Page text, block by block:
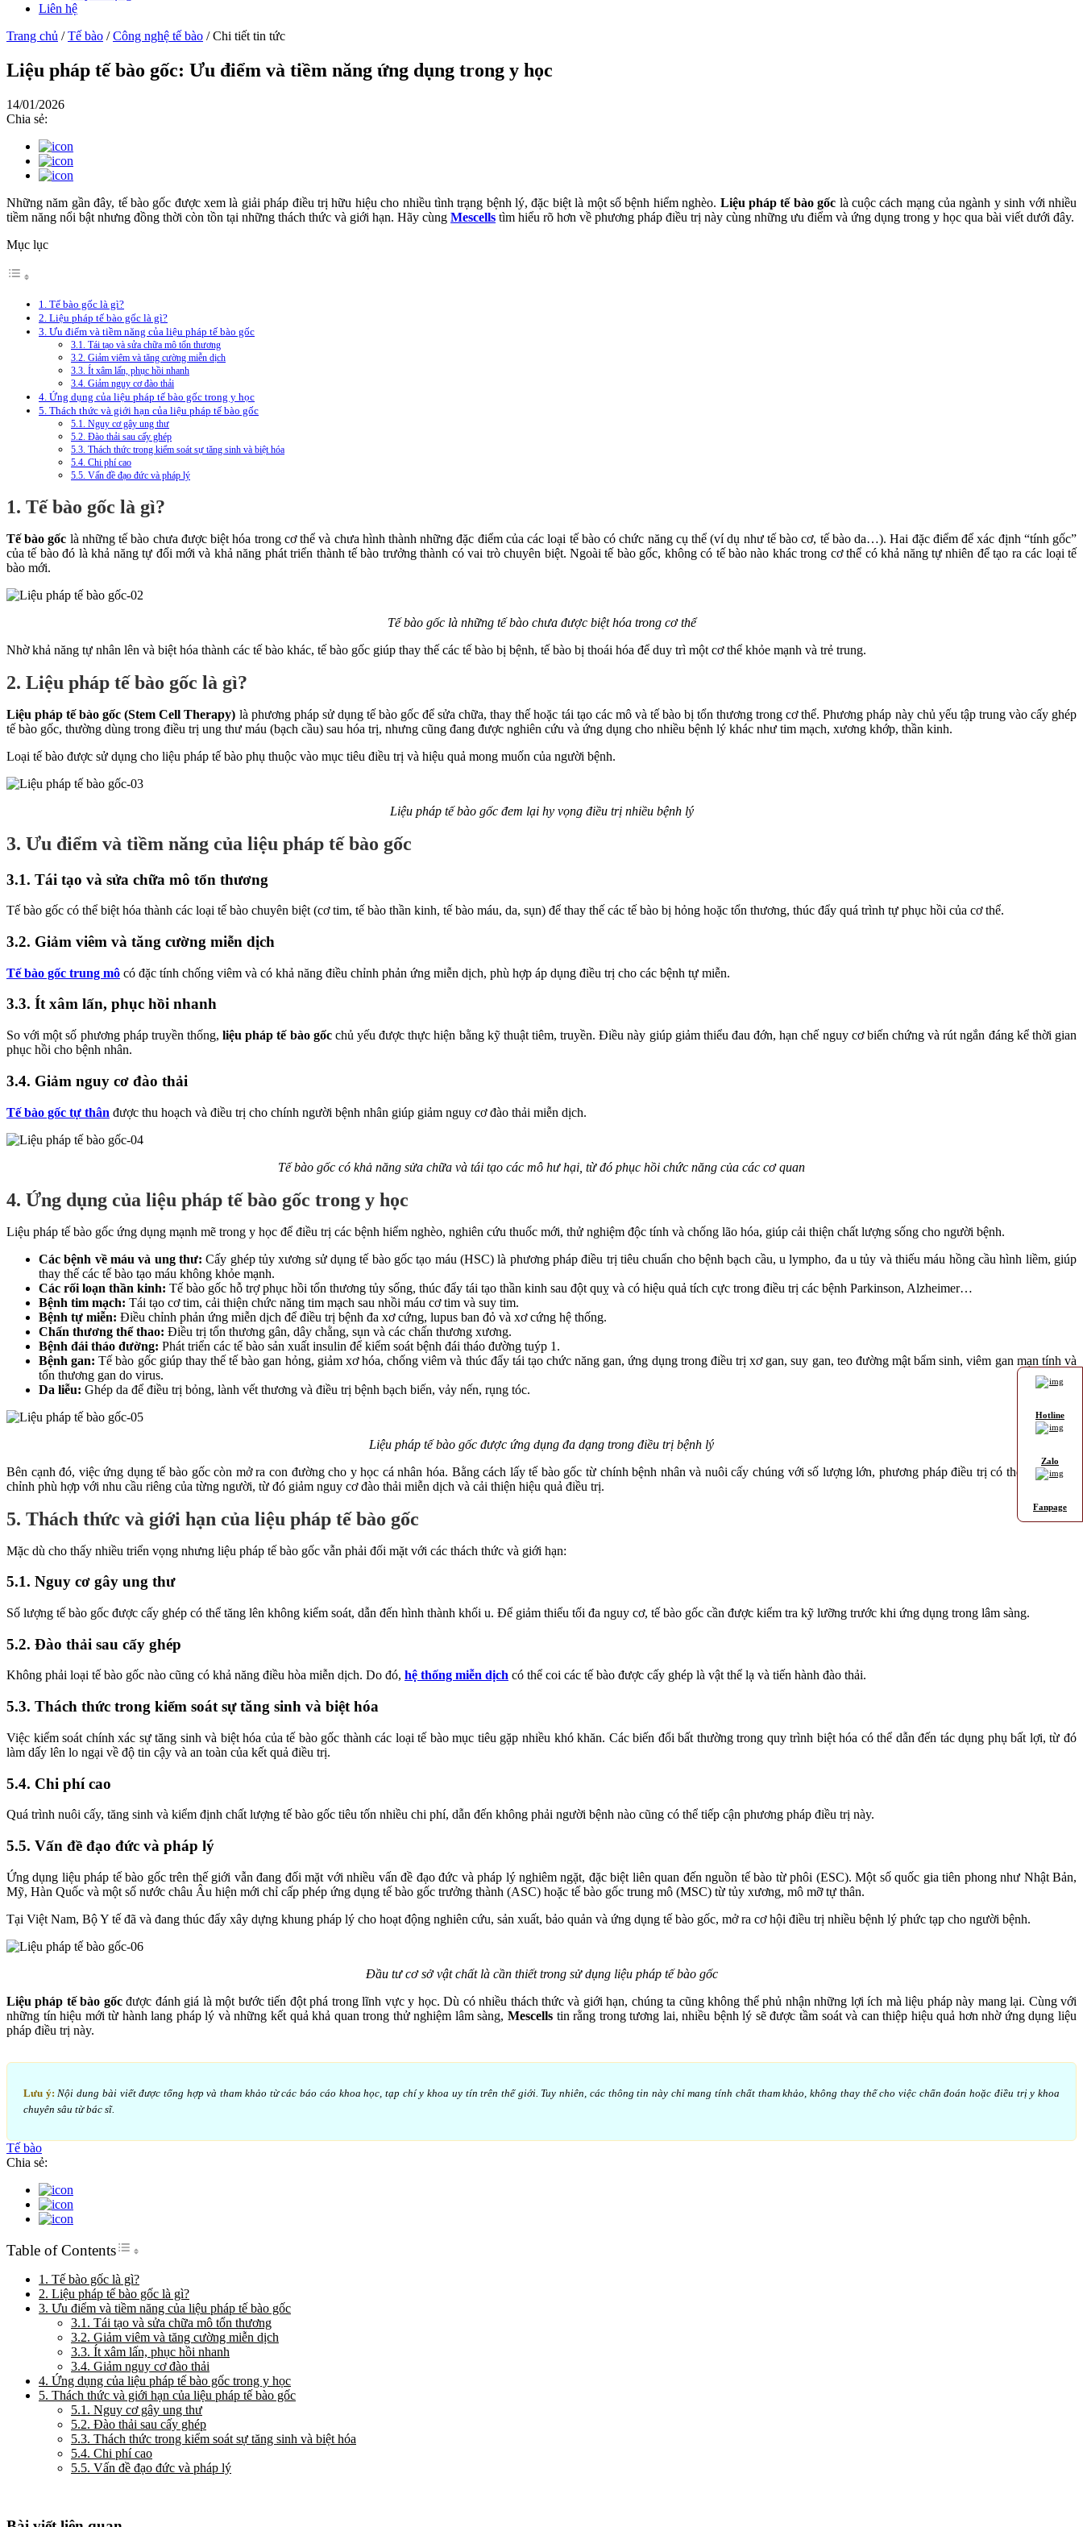
Liên hệ
Trang chủ /Tế bào /Công nghệ tế bào /Chi tiết tin tức
Liệu pháp tế bào gốc: Ưu điểm và tiềm năng ứng dụng trong y học
14/01/2026
Chia sẻ:
Những năm gần đây, tế bào gốc được xem là giải pháp điều trị hữu hiệu cho nhiều tình trạng bệnh lý, đặc biệt là một số bệnh hiểm nghèo. Liệu pháp tế bào gốc là cuộc cách mạng của ngành y sinh với nhiều
tiềm năng nổi bật nhưng đồng thời còn tồn tại những thách thức và giới hạn. Hãy cùng Mescells tìm hiểu rõ hơn về phương pháp điều trị này cùng những ưu điểm và ứng dụng trong y học qua bài viết dưới đây.
Mục lục
1. Tế bào gốc là gì?
2. Liệu pháp tế bào gốc là gì?
3. Ưu điểm và tiềm năng của liệu pháp tế bào gốc
3.1. Tái tạo và sửa chữa mô tổn thương
3.2. Giảm viêm và tăng cường miễn dịch
3.3. Ít xâm lấn, phục hồi nhanh
3.4. Giảm nguy cơ đào thải
4. Ứng dụng của liệu pháp tế bào gốc trong y học
5. Thách thức và giới hạn của liệu pháp tế bào gốc
5.1. Nguy cơ gây ung thư
5.2. Đào thải sau cấy ghép
5.3. Thách thức trong kiểm soát sự tăng sinh và biệt hóa
5.4. Chi phí cao
5.5. Vấn đề đạo đức và pháp lý
1. Tế bào gốc là gì?
Tế bào gốc là những tế bào chưa được biệt hóa trong cơ thể và chưa hình thành những đặc điểm của các loại tế bào có chức năng cụ thể (ví dụ như tế bào cơ, tế bào da…). Hai đặc điểm để xác định “tính gốc”
của tế bào đó là khả năng tự đổi mới và khả năng phát triển thành tế bào trưởng thành có vai trò chuyên biệt. Ngoài tế bào gốc, không có tế bào nào khác trong cơ thể có khả năng tự nhiên để tạo ra các loại tế
bào mới.
Tế bào gốc là những tế bào chưa được biệt hóa trong cơ thể
Nhờ khả năng tự nhân lên và biệt hóa thành các tế bào khác, tế bào gốc giúp thay thế các tế bào bị bệnh, tế bào bị thoái hóa để duy trì một cơ thể khỏe mạnh và trẻ trung.
2. Liệu pháp tế bào gốc là gì?
Liệu pháp tế bào gốc (Stem Cell Therapy) là phương pháp sử dụng tế bào gốc để sửa chữa, thay thế hoặc tái tạo các mô và tế bào bị tổn thương trong cơ thể. Phương pháp này chủ yếu tập trung vào cấy ghép
tế bào gốc, thường dùng trong điều trị ung thư máu (bạch cầu) sau hóa trị, nhưng cũng đang được nghiên cứu và ứng dụng cho nhiều bệnh lý khác như tim mạch, xương khớp, thần kinh.
Loại tế bào được sử dụng cho liệu pháp tế bào phụ thuộc vào mục tiêu điều trị và hiệu quả mong muốn của người bệnh.
Liệu pháp tế bào gốc đem lại hy vọng điều trị nhiều bệnh lý
3. Ưu điểm và tiềm năng của liệu pháp tế bào gốc
3.1. Tái tạo và sửa chữa mô tổn thương
Tế bào gốc có thể biệt hóa thành các loại tế bào chuyên biệt (cơ tim, tế bào thần kinh, tế bào máu, da, sụn) để thay thế các tế bào bị hỏng hoặc tổn thương, thúc đẩy quá trình tự phục hồi của cơ thể.
3.2. Giảm viêm và tăng cường miễn dịch
Tế bào gốc trung mô có đặc tính chống viêm và có khả năng điều chỉnh phản ứng miễn dịch, phù hợp áp dụng điều trị cho các bệnh tự miễn.
3.3. Ít xâm lấn, phục hồi nhanh
So với một số phương pháp truyền thống,liệu pháp tế bào gốcchủ yếu được thực hiện bằng kỹ thuật tiêm, truyền. Điều này giúp giảm thiểu đau đớn, hạn chế nguy cơ biến chứng và rút ngắn đáng kể thời gian
phục hồi cho bệnh nhân.
3.4. Giảm nguy cơ đào thải
Tế bào gốc tự thân được thu hoạch và điều trị cho chính người bệnh nhân giúp giảm nguy cơ đào thải miễn dịch.
Tế bào gốc có khả năng sửa chữa và tái tạo các mô hư hại, từ đó phục hồi chức năng của các cơ quan
4. Ứng dụng của liệu pháp tế bào gốc trong y học
Liệu pháp tế bào gốc ứng dụng mạnh mẽ trong y học để điều trị các bệnh hiểm nghèo, nghiên cứu thuốc mới, thử nghiệm độc tính và chống lão hóa, giúp cải thiện chất lượng sống cho người bệnh.
Các bệnh về máu và ung thư: Cấy ghép tủy xương sử dụng tế bào gốc tạo máu (HSC) là phương pháp điều trị tiêu chuẩn cho bệnh bạch cầu, u lympho, đa u tủy và thiếu máu hồng cầu hình liềm, giúp
thay thế các tế bào tạo máu không khỏe mạnh.
Các rối loạn thần kinh: Tế bào gốc hỗ trợ phục hồi tổn thương tủy sống, thúc đẩy tái tạo thần kinh sau đột quỵ và có hiệu quả tích cực trong điều trị các bệnh Parkinson, Alzheimer…
Bệnh tim mạch: Tái tạo cơ tim, cải thiện chức năng tim mạch sau nhồi máu cơ tim và suy tim.
Bệnh tự miễn: Điều chỉnh phản ứng miễn dịch để điều trị bệnh đa xơ cứng, lupus ban đỏ và xơ cứng hệ thống.
Chấn thương thể thao: Điều trị tổn thương gân, dây chằng, sụn và các chấn thương xương.
Bệnh đái tháo đường: Phát triển các tế bào sản xuất insulin để kiểm soát bệnh đái tháo đường tuýp 1.
Bệnh gan: Tế bào gốc giúp thay thế tế bào gan hỏng, giảm xơ hóa, chống viêm và thúc đẩy tái tạo chức năng gan, ứng dụng trong điều trị xơ gan, suy gan, teo đường mật bẩm sinh, viêm gan mạn tính và
tổn thương gan do virus.
Da liễu: Ghép da để điều trị bỏng, lành vết thương và điều trị bệnh bạch biến, vảy nến, rụng tóc.
Liệu pháp tế bào gốc được ứng dụng đa dạng trong điều trị bệnh lý
Bên cạnh đó, việc ứng dụng tế bào gốc còn mở ra con đường cho y học cá nhân hóa. Bằng cách lấy tế bào gốc từ chính bệnh nhân và nuôi cấy chúng với số lượng lớn, phương pháp điều trị có thể được điều
chỉnh phù hợp với nhu cầu riêng của từng người, từ đó giảm nguy cơ đào thải miễn dịch và cải thiện hiệu quả điều trị.
5. Thách thức và giới hạn của liệu pháp tế bào gốc
Mặc dù cho thấy nhiều triển vọng nhưng liệu pháp tế bào gốc vẫn phải đối mặt với các thách thức và giới hạn:
5.1. Nguy cơ gây ung thư
Số lượng tế bào gốc được cấy ghép có thể tăng lên không kiểm soát, dẫn đến hình thành khối u. Để giảm thiểu tối đa nguy cơ, tế bào gốc cần được kiểm tra kỹ lưỡng trước khi ứng dụng trong lâm sàng.
5.2. Đào thải sau cấy ghép
Không phải loại tế bào gốc nào cũng có khả năng điều hòa miễn dịch. Do đó, hệ thống miễn dịch có thể coi các tế bào được cấy ghép là vật thể lạ và tiến hành đào thải.
5.3. Thách thức trong kiểm soát sự tăng sinh và biệt hóa
Việc kiểm soát chính xác sự tăng sinh và biệt hóa của tế bào gốc thành các loại tế bào mục tiêu gặp nhiều khó khăn. Các biến đổi bất thường trong quy trình biệt hóa có thể dẫn đến tác dụng phụ bất lợi, từ đó
làm dấy lên lo ngại về độ tin cậy và an toàn của kết quả điều trị.
5.4. Chi phí cao
Quá trình nuôi cấy, tăng sinh và kiểm định chất lượng tế bào gốc tiêu tốn nhiều chi phí, dẫn đến không phải người bệnh nào cũng có thể tiếp cận phương pháp điều trị này.
5.5. Vấn đề đạo đức và pháp lý
Ứng dụng liệu pháp tế bào gốc trên thế giới vẫn đang đối mặt với nhiều vấn đề đạo đức và pháp lý nghiêm ngặt, đặc biệt liên quan đến nguồn tế bào từ phôi (ESC). Một số quốc gia tiên phong như Nhật Bản,
Mỹ, Hàn Quốc và một số nước châu Âu hiện mới chỉ cấp phép ứng dụng tế bào gốc trưởng thành (ASC) hoặc tế bào gốc trung mô (MSC) từ tủy xương, mô mỡ tự thân.
Tại Việt Nam, Bộ Y tế đã và đang thúc đẩy xây dựng khung pháp lý cho hoạt động nghiên cứu, sản xuất, bảo quản và ứng dụng tế bào gốc, mở ra cơ hội điều trị nhiều bệnh lý phức tạp cho người bệnh.
Đầu tư cơ sở vật chất là cần thiết trong sử dụng liệu pháp tế bào gốc
Liệu pháp tế bào gốcđược đánh giá là một bước tiến đột phá trong lĩnh vực y học. Dù có nhiều thách thức và giới hạn, chúng ta cũng không thể phủ nhận những lợi ích mà liệu pháp này mang lại. Cùng với
những tín hiệu mới từ hành lang pháp lý và những kết quả khả quan trong thử nghiệm lâm sàng, Mescellstin rằng trong tương lai, nhiều bệnh lý sẽ được tầm soát và can thiệp hiệu quả hơn nhờ ứng dụng liệu
pháp điều trị này.
Lưu ý: Nội dung bài viết được tổng hợp và tham khảo từ các báo cáo khoa học, tạp chí y khoa uy tín trên thế giới. Tuy nhiên, các thông tin này chỉ mang tính chất tham khảo, không thay thế cho việc chẩn đoán hoặc điều trị y khoa
chuyên sâu từ bác sĩ.
Tế bào
Chia sẻ:
Table of ContentsToggle Table of Content
1. Tế bào gốc là gì?
2. Liệu pháp tế bào gốc là gì?
3. Ưu điểm và tiềm năng của liệu pháp tế bào gốc
3.1. Tái tạo và sửa chữa mô tổn thương
3.2. Giảm viêm và tăng cường miễn dịch
3.3. Ít xâm lấn, phục hồi nhanh
3.4. Giảm nguy cơ đào thải
4. Ứng dụng của liệu pháp tế bào gốc trong y học
5. Thách thức và giới hạn của liệu pháp tế bào gốc
5.1. Nguy cơ gây ung thư
5.2. Đào thải sau cấy ghép
5.3. Thách thức trong kiểm soát sự tăng sinh và biệt hóa
5.4. Chi phí cao
5.5. Vấn đề đạo đức và pháp lý
Hotline
Zalo
Fanpage